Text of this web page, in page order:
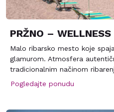
PRŽNO – WELLNESS
Malo ribarsko mesto koje
glamurom. Atmosfera
tradicionalnim načinom
Miločerski park prepun
kedrovu šumu do Svetog
Pogledajte ponudu